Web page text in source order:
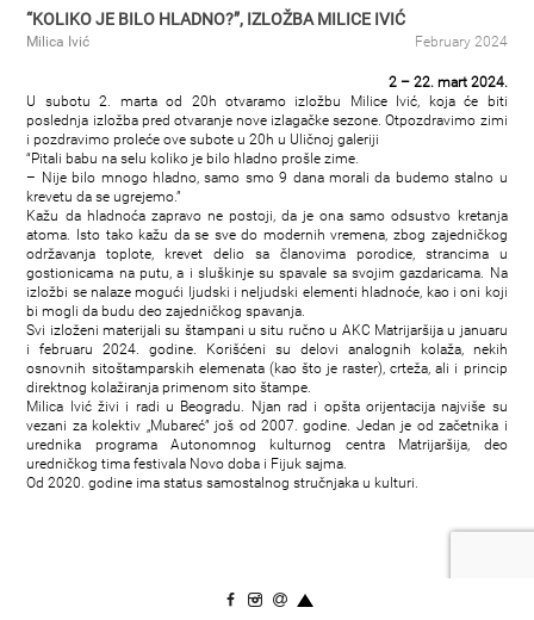
“KOLIKO JE BILO HLADNO?”, IZLOŽBA MILICE IVIĆ
Milica Ivić February 2024
2 – 22. mart 2024.
U subotu 2. marta od 20h otvaramo izložbu Milice Ivić, koja će biti
poslednja izložba pred otvaranje nove izlagačke sezone. Otpozdravimo zimi
i pozdravimo proleće ove subote u 20h u Uličnoj galeriji
“Pitali babu na selu koliko je bilo hladno prošle zime.
– Nije bilo mnogo hladno, samo smo 9 dana morali da budemo stalno u
krevetu da se ugrejemo.”
Kažu da hladnoća zapravo ne postoji, da je ona samo odsustvo kretanja
atoma. Isto tako kažu da se sve do modernih vremena, zbog zajedničkog
održavanja toplote, krevet delio sa članovima porodice, strancima u
gostionicama na putu, a i sluškinje su spavale sa svojim gazdaricama. Na
izložbi se nalaze mogući ljudski i neljudski elementi hladnoće, kao i oni koji
bi mogli da budu deo zajedničkog spavanja.
Svi izloženi materijali su štampani u situ ručno u AKC Matrijaršija u januaru
i februaru 2024. godine. Korišćeni su delovi analognih kolaža, nekih
osnovnih sitoštamparskih elemenata (kao što je raster), crteža, ali i princip
direktnog kolažiranja primenom sito štampe.
Milica Ivić živi i radi u Beogradu. Njan rad i opšta orijentacija najviše su
vezani za kolektiv „Mubareć” još od 2007. godine. Jedan je od začetnika i
urednika programa Autonomnog kulturnog centra Matrijaršija, deo
uredničkog tima festivala Novo doba i Fijuk sajma.
Od 2020. godine ima status samostalnog stručnjaka u kulturi.